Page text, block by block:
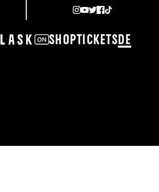
ShopTickets DE